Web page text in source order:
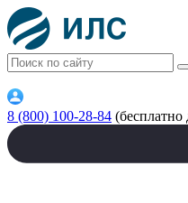
8 (800) 100-28-84